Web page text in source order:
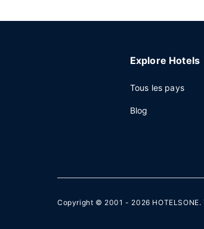
Explore Hotels
Tous les pays
Blog
Copyright © 2001 - 2026 HOTELSONE.